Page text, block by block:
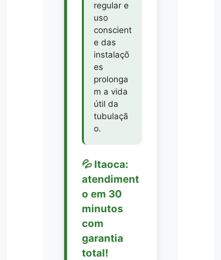
regular e
uso
conscient
e das
instalaçõ
es
prolonga
m a vida
útil da
tubulaçã
o.
💦 Itaoca:
atendiment
o em 30
minutos
com
garantia
total!